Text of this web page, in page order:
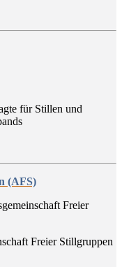
für Stillen und
(AFS)
Freier Stillgruppen